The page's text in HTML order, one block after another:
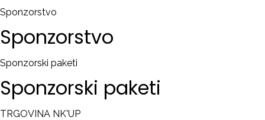
Sponzorstvo
Sponzorstvo
Sponzorski paketi
Sponzorski paketi
TRGOVINA NK'UP